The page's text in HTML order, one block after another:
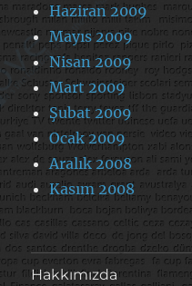
Haziran 2009
Mayıs 2009
Nisan 2009
Mart 2009
Şubat 2009
Ocak 2009
Aralık 2008
Kasım 2008
Hakkımızda